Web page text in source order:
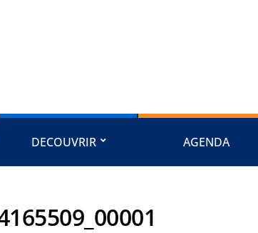
DECOUVRIR AGENDA